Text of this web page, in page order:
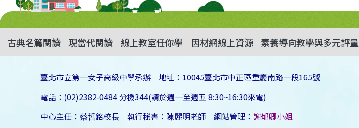
古典名篇閱讀 現當代閱讀 線上教室任你學 因材網線上資源 素養導向教學與多元評量
臺北市立第一女子高級中學承辦 地址：10045臺北市中正區重慶南路一段165號
電話：(02)2382-0484 分機344(請於週一至週五 8:30~16:30來電)
中心主任：蔡哲銘校長 執行秘書：陳麗明老師 網站管理：謝郁卿小姐